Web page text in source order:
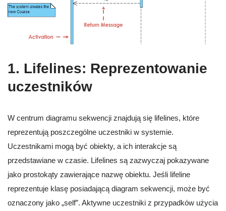
1. Lifelines: Reprezentowanie
uczestników
W centrum diagramu sekwencji znajdują się lifelines, które
reprezentują poszczególne uczestniki w systemie.
Uczestnikami mogą być obiekty, a ich interakcje są
przedstawiane w czasie. Lifelines są zazwyczaj pokazywane
jako prostokąty zawierające nazwę obiektu. Jeśli lifeline
reprezentuje klasę posiadającą diagram sekwencji, może być
oznaczony jako „self”. Aktywne uczestniki z przypadków użycia